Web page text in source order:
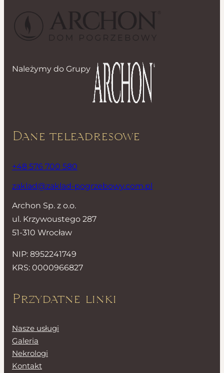
Należymy do Grupy
Dane teleadresowe
+48 576 700 580
zaklad@zaklad-pogrzebowy.com.pl
Archon Sp. z o.o.
ul. Krzywoustego 287
51-310 Wrocław
NIP: 8952241749
KRS: 0000966827
Przydatne linki
Nasze usługi
Galeria
Nekrologi
Kontakt